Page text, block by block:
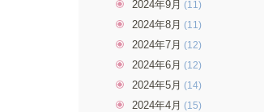
2024年9月 (11)
2024年8月 (11)
2024年7月 (12)
2024年6月 (12)
2024年5月 (14)
2024年4月 (15)